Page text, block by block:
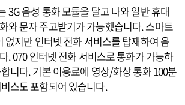
3G 음성 통화 모듈을 달고 나와 일반 휴대
와 문자 주고받기가 가능했습니다. 스마트
없지만 인터넷 전화 서비스를 탑재하여 음
. 070 인터넷 전화 서비스로 통화가 가능하
니다. 기본 이용료에 영상/화상 통화 100분
스도 포함되어 있습니다.